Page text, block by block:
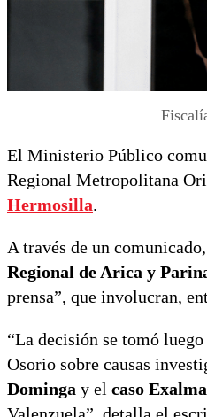
El Ministerio Público
Regional Metropolitana
Hermosilla.
A través de un
Regional de Arica y
prensa”, que involucran,
“La decisión se tomó
Osorio sobre causas
Dominga y el caso